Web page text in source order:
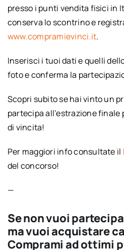
presso i punti vendita fisici in
conserva lo scontrino e
www.compramievinci.it.
Inserisci i tuoi dati e quelli
foto e conferma la
Scopri subito se hai vinto un
partecipa all’estrazione finale
di vincita!
Per maggiori info consultate il
del concorso!
—
Se non vuoi
ma vuoi acquistare
Comprami ad ottimi